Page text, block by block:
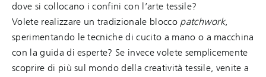
dove si collocano i confini con l’arte tessile?
Volete realizzare un tradizionale blocco patchwork,
sperimentando le tecniche di cucito a mano o a macchina
con la guida di esperte? Se invece volete semplicemente
scoprire di più sul mondo della creatività tessile, venite a